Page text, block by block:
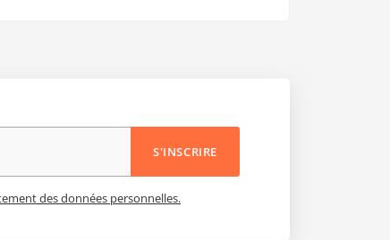
S'INSCRIRE
des données personnelles.